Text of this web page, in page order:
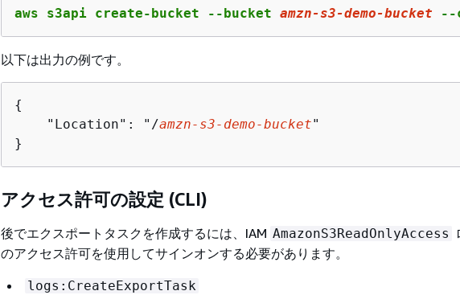
aws s3api create-bucket --bucket amzn-s3-demo-bucket --
以下は出力の例です。
{
    "Location": "/
amzn-s3-demo-bucket"
}
アクセス許可の設定 (CLI)
後でエクスポートタスクを作成するには、IAM AmazonS3ReadOnlyAccess
のアクセス許可を使用してサインオンする必要があります。
logs:CreateExportTask